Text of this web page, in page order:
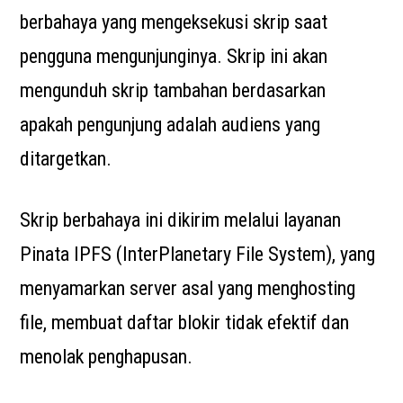
berbahaya yang mengeksekusi skrip saat
pengguna mengunjunginya. Skrip ini akan
mengunduh skrip tambahan berdasarkan
apakah pengunjung adalah audiens yang
ditargetkan.
Skrip berbahaya ini dikirim melalui layanan
Pinata IPFS (InterPlanetary File System), yang
menyamarkan server asal yang menghosting
file, membuat daftar blokir tidak efektif dan
menolak penghapusan.